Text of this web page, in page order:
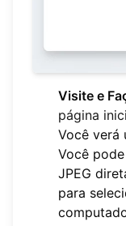
Visite e
página
Você verá
Você
JPEG
para